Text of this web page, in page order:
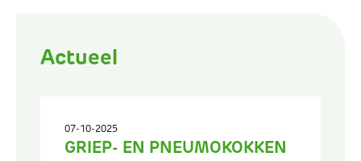
Actueel
07-10-2025
GRIEP- EN PNEUMOKOKKEN